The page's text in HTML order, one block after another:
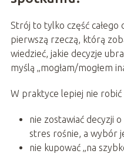
Strój to tylko część całego
pierwszą rzeczą, którą
wiedzieć, jakie decyzje
myślą „mogłam/mogłem
W praktyce lepiej nie robić
nie zostawiać decyzji
stres rośnie, a wybór
nie kupować „na